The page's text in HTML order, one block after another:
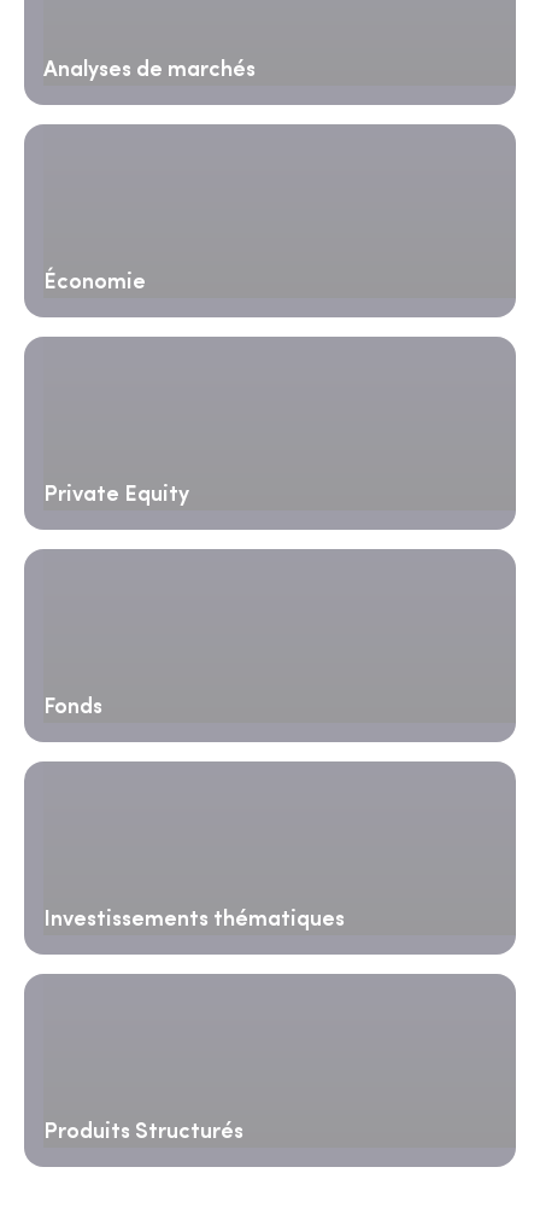
Analyses de marchés
Économie
Private Equity
Fonds
Investissements thématiques
Produits Structurés